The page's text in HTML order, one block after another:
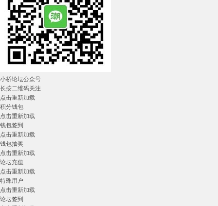
小桥论坛公众号
长按二维码关注
点击重新加载
积分钱包
点击重新加载
钱包签到
点击重新加载
钱包抽奖
点击重新加载
论坛充值
点击重新加载
特殊用户
点击重新加载
论坛签到